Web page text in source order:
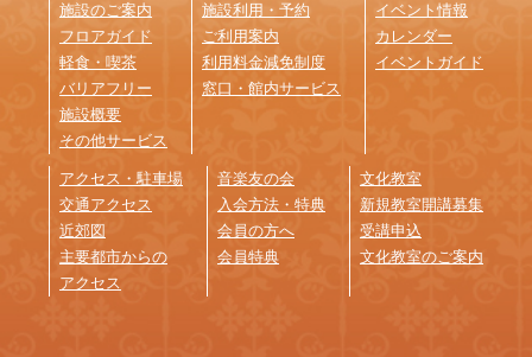
施設のご案内
フロアガイド
軽食・喫茶
バリアフリー
施設概要
その他サービス
施設利用・予約
ご利用案内
利用料金減免制度
窓口・館内サービス
イベント情報
カレンダー
イベントガイド
アクセス・駐車場
交通アクセス
近郊図
主要都市からの
アクセス
音楽友の会
入会方法・特典
会員の方へ
会員特典
文化教室
新規教室開講募集
受講申込
文化教室のご案内